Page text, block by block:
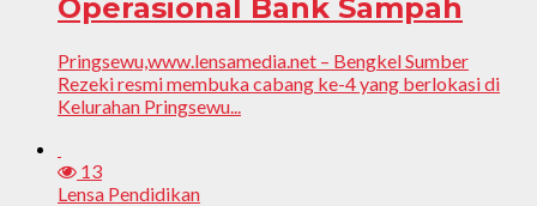
Operasional Bank Sampah
Pringsewu,www.lensamedia.net – Bengkel Sumber
Rezeki resmi membuka cabang ke-4 yang berlokasi di
Kelurahan Pringsewu...
13
Lensa Pendidikan